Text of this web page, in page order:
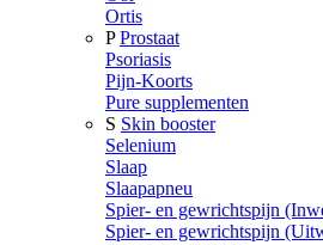
Ortis
P Prostaat
Psoriasis
Pijn-Koorts
Pure supplementen
S Skin booster
Selenium
Slaap
Slaapapneu
Spier- en gewrichtspijn
Spier- en gewrichtspijn